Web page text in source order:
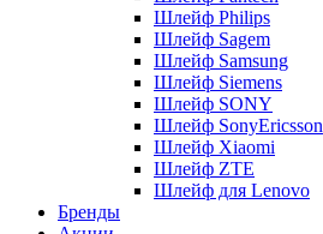
Шлейф Philips
Шлейф Sagem
Шлейф Samsung
Шлейф Siemens
Шлейф SONY
Шлейф SonyEricsson
Шлейф Xiaomi
Шлейф ZTE
Шлейф для Lenovo
Бренды